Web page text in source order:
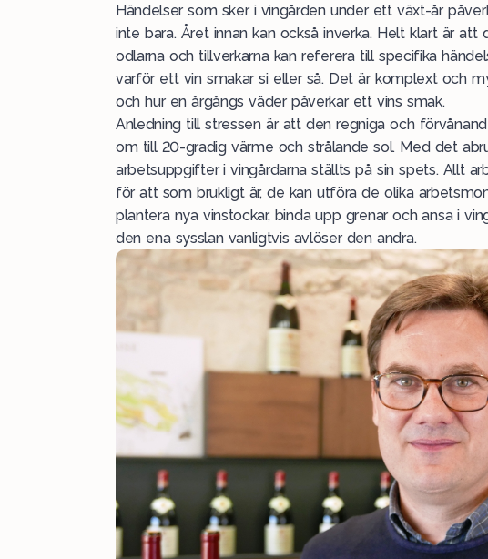
Händelser som sker i vingården under ett växt-år
inte bara. Året innan kan också inverka. Helt klart är
odlarna och tillverkarna kan referera till specifika
varför ett vin smakar si eller så. Det är komplext och
och hur en årgångs väder påverkar ett vins smak.
Anledning till stressen är att den regniga och
om till 20-gradig värme och strålande sol. Med det
arbetsuppgifter i vingårdarna ställts på sin spets. Allt
för att som brukligt är, de kan utföra de olika
plantera nya vinstockar, binda upp grenar och ansa i
den ena sysslan vanligtvis avlöser den andra.